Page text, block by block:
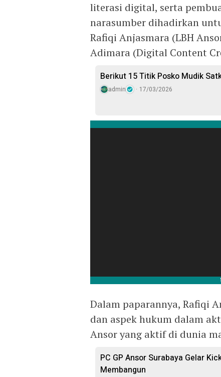
literasi digital, serta
narasumber dihadirkan
Rafiqi Anjasmara (LBH
Adimara (Digital Content
Berikut 15 Titik Posko Mudik
admin 17/03/2026
Dalam paparannya, Rafiqi
dan aspek hukum dalam
Ansor yang aktif di dunia
PC GP Ansor Surabaya Gelar
Membangun